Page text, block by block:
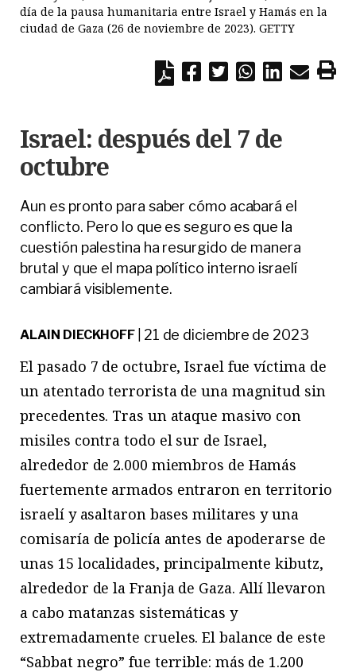
día de la pausa humanitaria entre Israel y Hamás en la
ciudad de Gaza (26 de noviembre de 2023). GETTY
Israel: después del 7 de
octubre
Aun es pronto para saber cómo acabará el
conflicto. Pero lo que es seguro es que la
cuestión palestina ha resurgido de manera
brutal y que el mapa político interno israelí
cambiará visiblemente.
ALAIN DIECKHOFF 21 de diciembre de 2023
El pasado 7 de octubre, Israel fue víctima de
un atentado terrorista de una magnitud sin
precedentes. Tras un ataque masivo con
misiles contra todo el sur de Israel,
alrededor de 2.000 miembros de Hamás
fuertemente armados entraron en territorio
israelí y asaltaron bases militares y una
comisaría de policía antes de apoderarse de
unas 15 localidades, principalmente kibutz,
alrededor de la Franja de Gaza. Allí llevaron
a cabo matanzas sistemáticas y
extremadamente crueles. El balance de este
“Sabbat negro” fue terrible: más de 1.200